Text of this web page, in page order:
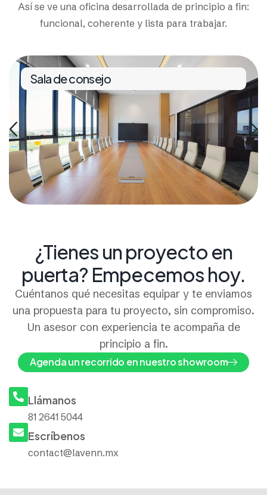
Así se ve una oficina desarrollada de principio a fin:
funcional, coherente y lista para trabajar.
Sala de consejo
¿Tienes un proyecto en
puerta? Empecemos hoy.
Cuéntanos qué necesitas equipar y te enviamos
una propuesta para tu proyecto, sin compromiso.
Un asesor con experiencia te acompaña de
principio a fin.
Agenda un recorrido en nuestro showroom
Llámanos
81 2641 5044
Escríbenos
contact@lavenn.mx